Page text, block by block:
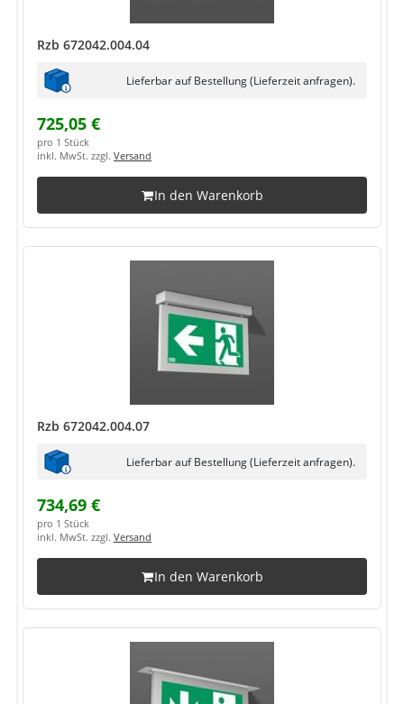
Rzb 672042.004.04
Lieferbar auf Bestellung (Lieferzeit anfragen).
725,05 €
pro 1 Stück
inkl. MwSt. zzgl. Versand
In den Warenkorb
Rzb 672042.004.07
Lieferbar auf Bestellung (Lieferzeit anfragen).
734,69 €
pro 1 Stück
inkl. MwSt. zzgl. Versand
In den Warenkorb